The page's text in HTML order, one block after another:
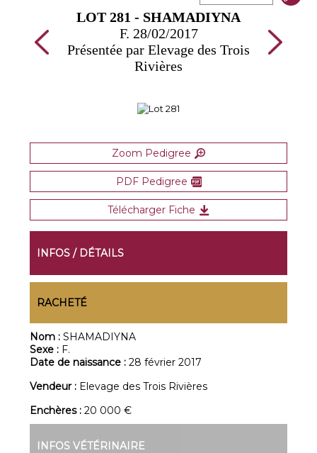
LOT 281 - SHAMADIYNA
F. 28/02/2017
Présentée par Elevage des Trois
Rivières
Zoom Pedigree
PDF Pedigree
Télécharger Fiche
INFOS / DÉTAILS
RACHETÉ
Nom :SHAMADIYNA
Sexe : F.
Date de naissance :28 février 2017
Vendeur : Elevage des Trois Rivières
Enchères :20 000 €
INFOS VÉTÉRINAIRE